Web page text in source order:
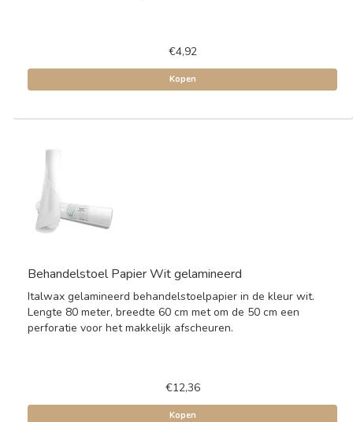
€4,92
Kopen
Behandelstoel Papier Wit gelamineerd
Italwax gelamineerd behandelstoelpapier in de kleur wit.
Lengte 80 meter, breedte 60 cm met om de 50 cm een
perforatie voor het makkelijk afscheuren.
€12,36
Kopen